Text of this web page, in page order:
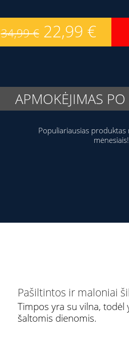
34,99€ 22,99 €
APMOKĖJIMAS
Populiariausias
mėnesiais!
Pašiltintos ir maloniai
Timpos yra su vilna, todėl
šaltomis dienomis.